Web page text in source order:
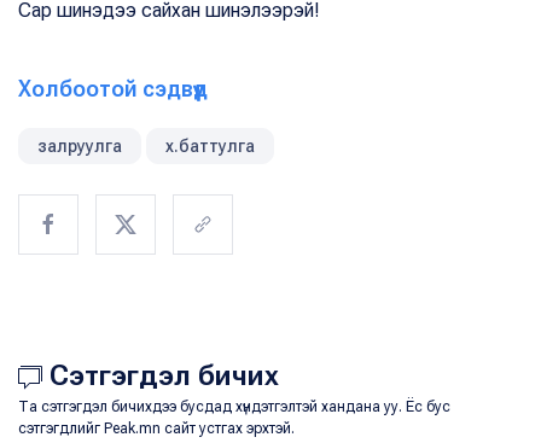
Сар шинэдээ сайхан шинэлээрэй!
Холбоотой сэдвүүд
залруулга х.баттулга
Сэтгэгдэл бичих
Та сэтгэгдэл бичихдээ бусдад хүндэтгэлтэй хандана уу. Ёс бус
сэтгэгдлийг Peak.mn сайт устгах эрхтэй.